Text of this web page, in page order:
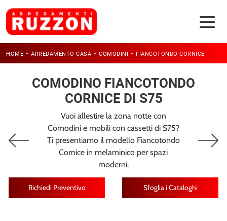
HOME - ARREDAMENTO CASA - COMODINI - FIANCOTONDO CORNICE
COMODINO FIANCOTONDO
CORNICE DI S75
Vuoi allestire la zona notte con
Comodini e mobili con cassetti di S75?
Ti presentiamo il modello Fiancotondo
Cornice in melaminico per spazi
moderni.
Richiedi Preventivo Sfoglia i Cataloghi